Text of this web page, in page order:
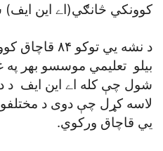
کوونکي څانګي(اے اين
د نشه يي توکو
بيلو تعليمي موسسو بهر په
شول چې کله اے اين ايف د
لاسه کړل چې دوی د
يي قاچاق ورکوي.